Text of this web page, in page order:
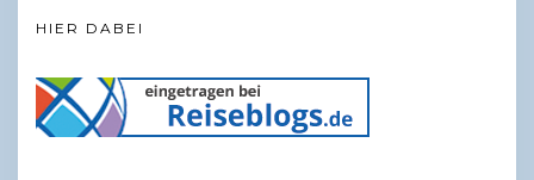
HIER DABEI